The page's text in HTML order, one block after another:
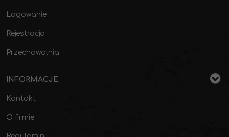
Logowanie
Rejestracja
Przechowalnia
INFORMACJE
Kontakt
O firmie